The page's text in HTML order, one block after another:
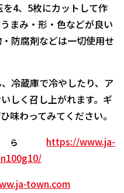
4、5枚にカットして作
まみ・形・色などが良い
防腐剤などは一切使用せ
冷蔵庫で冷やしたり、ア
しく召し上がれます。ギ
味わってみてください。
ら
https://www.ja-
town.com